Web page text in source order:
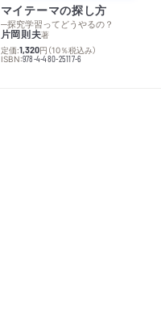
マイテーマの探し方
─探究学習ってどうやるの？
片岡則夫著
定価:1,320円 （10％税込み）
ISBN:978-4-480-25117-6